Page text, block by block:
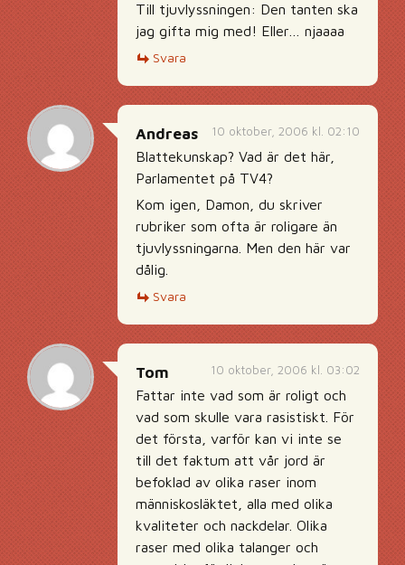
Till tjuvlyssningen: Den tanten ska
jag gifta mig med! Eller… njaaaa
Svara
10 oktober, 2006 kl. 02:10
Andreas
Blattekunskap? Vad är det här,
Parlamentet på TV4?
Kom igen, Damon, du skriver
rubriker som ofta är roligare än
tjuvlyssningarna. Men den här var
dålig.
Svara
10 oktober, 2006 kl. 03:02
Tom
Fattar inte vad som är roligt och
vad som skulle vara rasistiskt. För
det första, varför kan vi inte se
till det faktum att vår jord är
befoklad av olika raser inom
människosläktet, alla med olika
kvaliteter och nackdelar. Olika
raser med olika talanger och